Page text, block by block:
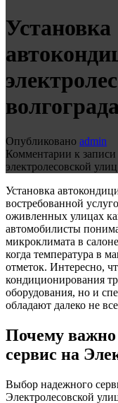
Установка
Опубликовано admin
Комментарии к
электролесовской
Установка
востребованной
оживленных улицах
автомобилисты
микроклимата в
когда температура в
отметок. Интересно,
кондиционирования
оборудования, но и
обладают далеко не
Почему
сервис на
Выбор надежного
Электролесовской